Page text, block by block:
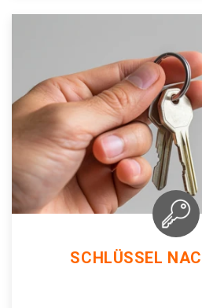
SCHLÜSSEL